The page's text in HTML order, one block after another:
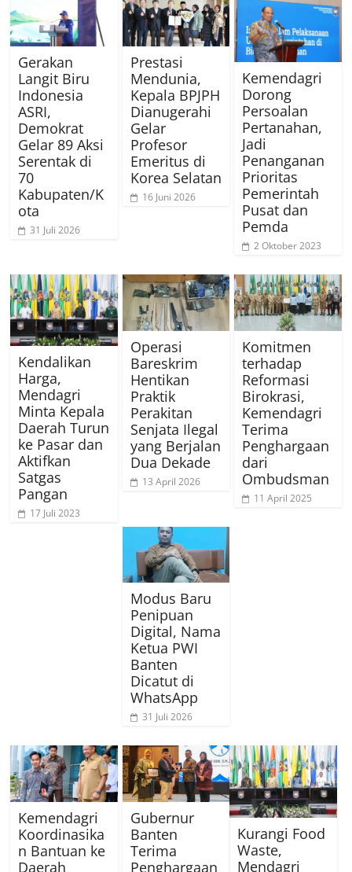
Gerakan
Langit Biru
Indonesia
ASRI,
Demokrat
Gelar 89 Aksi
Serentak di
70
Kabupaten/K
ota
31 Juli 2026
Prestasi
Mendunia,
Kepala BPJPH
Dianugerahi
Gelar
Profesor
Emeritus di
Korea Selatan
16 Juni 2026
Kemendagri
Dorong
Persoalan
Pertanahan,
Jadi
Penanganan
Prioritas
Pemerintah
Pusat dan
Pemda
2 Oktober 2023
Kendalikan
Harga,
Mendagri
Minta Kepala
Daerah Turun
ke Pasar dan
Aktifkan
Satgas
Pangan
17 Juli 2023
Operasi
Bareskrim
Hentikan
Praktik
Perakitan
Senjata Ilegal
yang Berjalan
Dua Dekade
13 April 2026
Komitmen
terhadap
Reformasi
Birokrasi,
Kemendagri
Terima
Penghargaan
dari
Ombudsman
11 April 2025
Modus Baru
Penipuan
Digital, Nama
Ketua PWI
Banten
Dicatut di
WhatsApp
31 Juli 2026
Kemendagri
Koordinasika
n Bantuan ke
Daerah
Gubernur
Banten
Terima
Penghargaan
Kurangi Food
Waste,
Mendagri